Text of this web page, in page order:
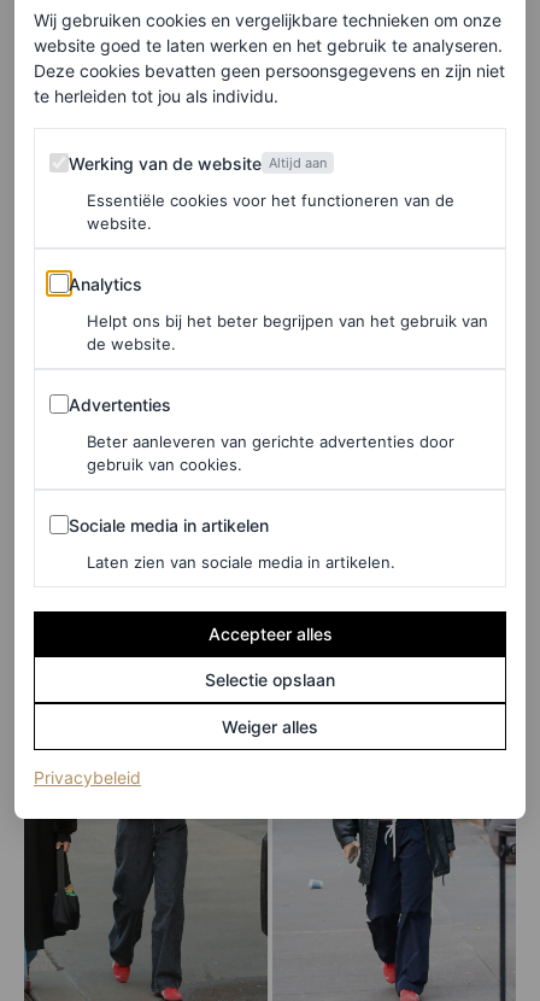
reacties. Maar de modeindustrie houdt van een schoen
waarover de meningen zijn verdeeld. En dus zijn
opmerkingen als deze misschien wel de bevestiging van
de populariteit van de SpeedCat.
Emily Ratajkowski
EmRata werd (opnieuw en opnieuw) gefotografeerd in
een paar van de sneakers toen zij deze week door
Manhattan slenterde, gekleed in een boxy jasje, wijde
cargo’s en de anti-paparazzi-combinatie van een hoodie
en een zonnebril. Net als de voetbalsneakers van Wales
Bonner en de Performance Ceptor TX sportschoenen van
Gola zijn de SpeedCats niet ‘mooi’. Maar dat is hier juist
die sommige mensen afstoot en anderen juist aantrekt.
Wij gebruiken cookies en vergelijkbare technieken om onze
website goed te laten werken en het gebruik te analyseren.
Deze cookies bevatten geen persoonsgegevens en zijn niet
te herleiden tot jou als individu.
Werking van de website
Werking van de website Altijd aan
Essentiële cookies voor het functioneren van de
website.
Analytics
Analytics
Helpt ons bij het beter begrijpen van het gebruik van
de website.
Advertenties
Advertenties
Beter aanleveren van gerichte advertenties door
gebruik van cookies.
Sociale media in artikelen
Sociale media in artikelen
Laten zien van sociale media in artikelen.
Accepteer alles
Selectie opslaan
Weiger alles
Privacybeleid